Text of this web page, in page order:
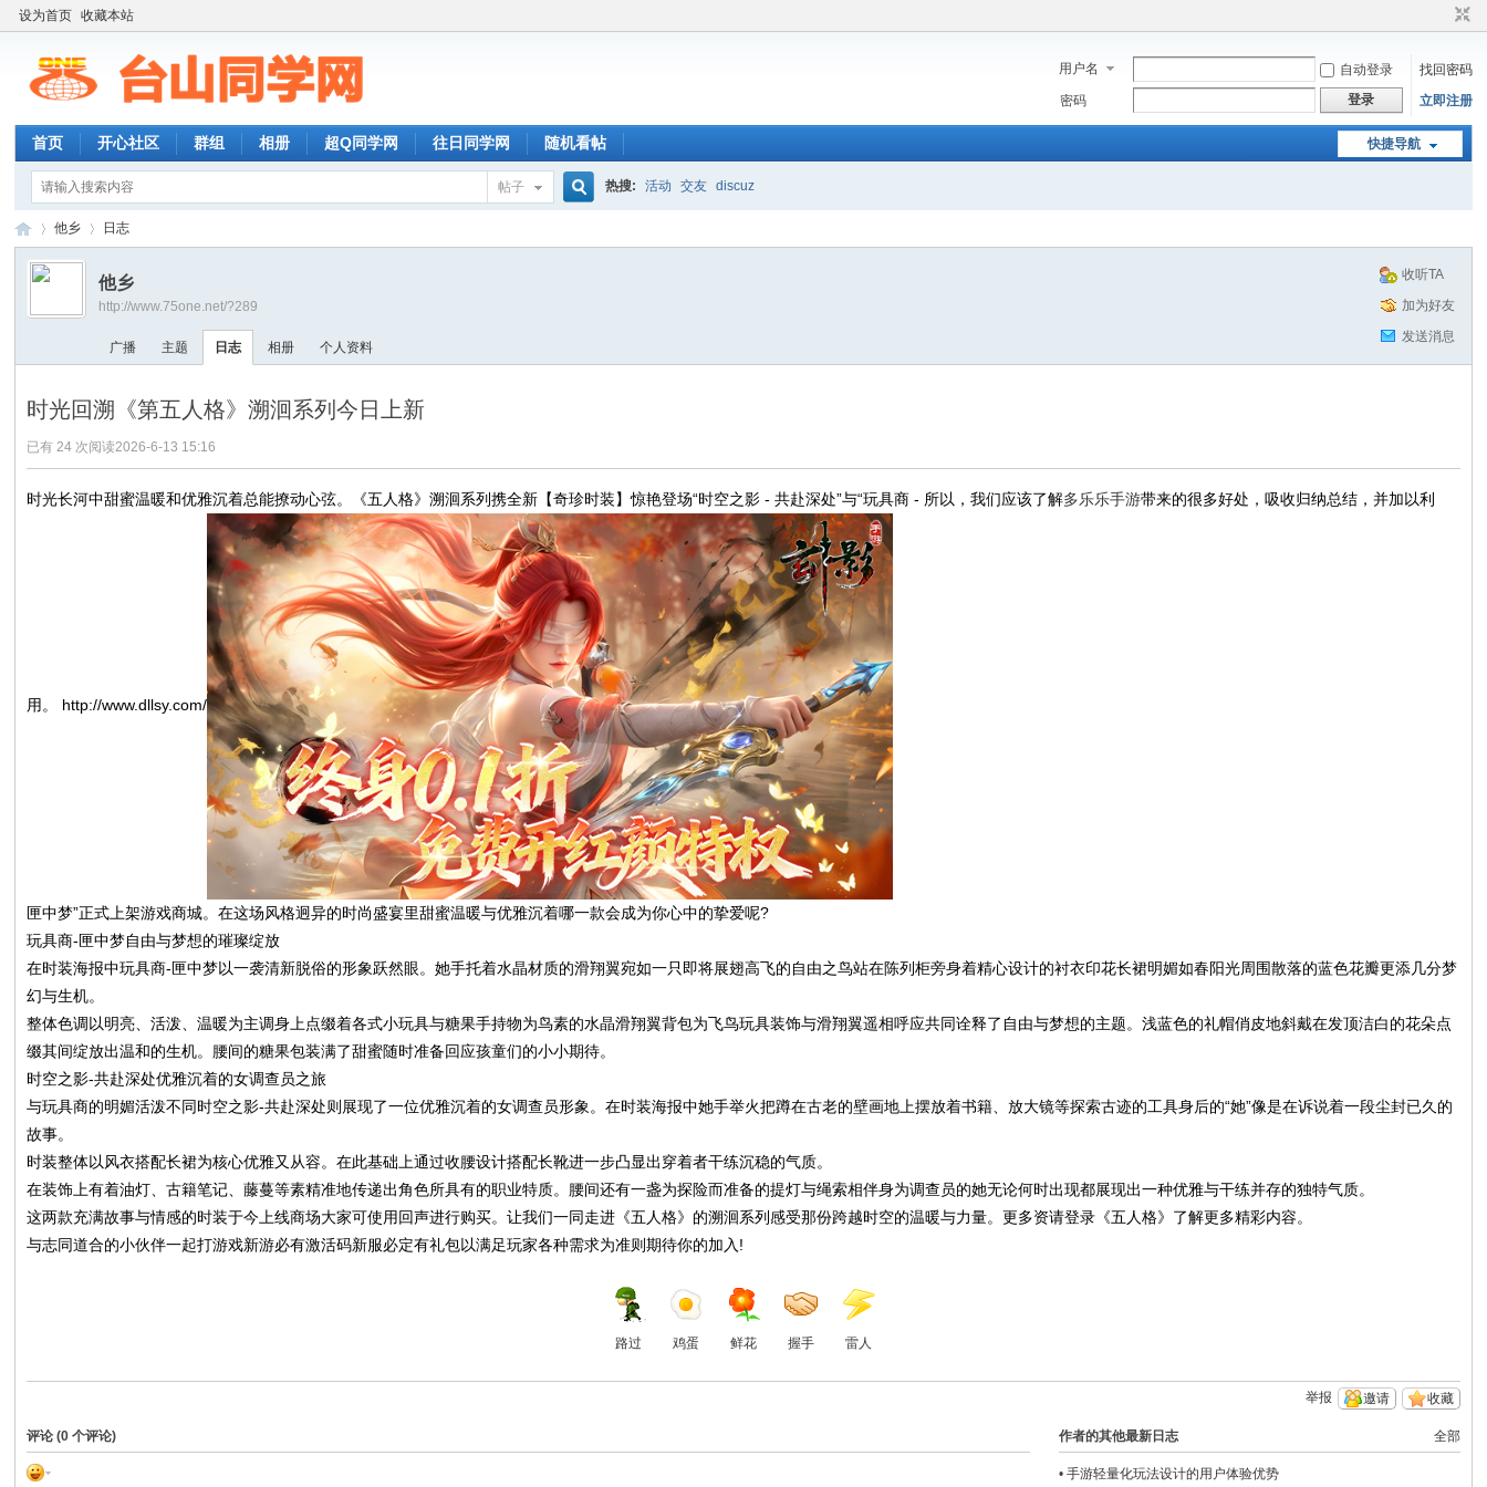
设为首页 收藏本站
用户名 自动登录
找回密码
密码
登录 立即注册
快捷导航
首页 开心社区 群组 相册 超Q同学网 往日同学网 随机看帖
帖子 热搜: 活动 交友 discuz
网
›
他乡
›
日志
收听TA
加为好友
发送消息
他乡
http://www.75one.net/?289
广播 主题 日志 相册 个人资料
时光回溯《第五人格》溯洄系列今日上新
已有 24 次阅读2026-6-13 15:16
时光长河中甜蜜温暖和优雅沉着总能撩动心弦。《五人格》溯洄系列携全新【奇珍时装】惊艳登场“时空之影 - 共赴深处”与“玩具商 - 所以，我们应该了解多乐乐手游带来的很多好处，吸收归纳总结，并加以利
用。 http://www.dllsy.com/
匣中梦”正式上架游戏商城。在这场风格迥异的时尚盛宴里甜蜜温暖与优雅沉着哪一款会成为你心中的挚爱呢?
玩具商-匣中梦自由与梦想的璀璨绽放
在时装海报中玩具商-匣中梦以一袭清新脱俗的形象跃然眼。她手托着水晶材质的滑翔翼宛如一只即将展翅高飞的自由之鸟站在陈列柜旁身着精心设计的衬衣印花长裙明媚如春阳光周围散落的蓝色花瓣更添几分梦
幻与生机。
整体色调以明亮、活泼、温暖为主调身上点缀着各式小玩具与糖果手持物为鸟素的水晶滑翔翼背包为飞鸟玩具装饰与滑翔翼遥相呼应共同诠释了自由与梦想的主题。浅蓝色的礼帽俏皮地斜戴在发顶洁白的花朵点
缀其间绽放出温和的生机。腰间的糖果包装满了甜蜜随时准备回应孩童们的小小期待。
时空之影-共赴深处优雅沉着的女调查员之旅
与玩具商的明媚活泼不同时空之影-共赴深处则展现了一位优雅沉着的女调查员形象。在时装海报中她手举火把蹲在古老的壁画地上摆放着书籍、放大镜等探索古迹的工具身后的“她”像是在诉说着一段尘封已久的
故事。
时装整体以风衣搭配长裙为核心优雅又从容。在此基础上通过收腰设计搭配长靴进一步凸显出穿着者干练沉稳的气质。
在装饰上有着油灯、古籍笔记、藤蔓等素精准地传递出角色所具有的职业特质。腰间还有一盏为探险而准备的提灯与绳索相伴身为调查员的她无论何时出现都展现出一种优雅与干练并存的独特气质。
这两款充满故事与情感的时装于今上线商场大家可使用回声进行购买。让我们一同走进《五人格》的溯洄系列感受那份跨越时空的温暖与力量。更多资请登录《五人格》了解更多精彩内容。
与志同道合的小伙伴一起打游戏新游必有激活码新服必定有礼包以满足玩家各种需求为准则期待你的加入!
路过 鸡蛋 鲜花 握手 雷人
收藏
邀请
举报
全部
作者的其他最新日志
• 手游轻量化玩法设计的用户体验优势
评论 (0 个评论)